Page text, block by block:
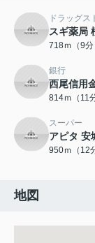
ドラッグス
スギ薬局
718ｍ（9分
銀行
西尾信用
814ｍ（11
スーパー
アピタ 安
950ｍ（12
地図